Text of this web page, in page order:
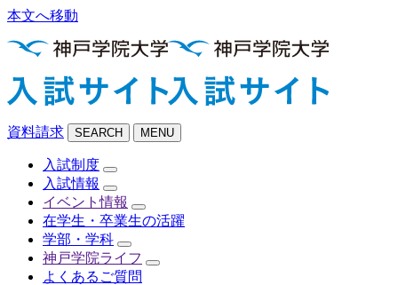
本文へ移動
資料請求 SEARCH MENU
入試制度
入試情報
イベント情報
在学生・卒業生の活躍
学部・学科
神戸学院ライフ
よくあるご質問